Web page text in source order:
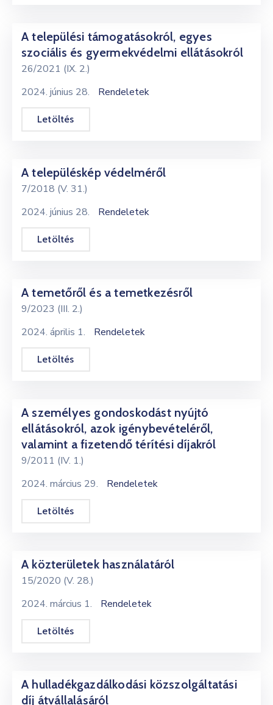
A települési támogatásokról, egyes
szociális és gyermekvédelmi ellátásokról
26/2021 (IX. 2.)
2024. június 28.
Rendeletek
Letöltés
A településkép védelméről
7/2018 (V. 31.)
2024. június 28.
Rendeletek
Letöltés
A temetőről és a temetkezésről
9/2023 (III. 2.)
2024. április 1.
Rendeletek
Letöltés
A személyes gondoskodást nyújtó
ellátásokról, azok igénybevételéről,
valamint a fizetendő térítési díjakról
9/2011 (IV. 1.)
2024. március 29.
Rendeletek
Letöltés
A közterületek használatáról
15/2020 (V. 28.)
2024. március 1.
Rendeletek
Letöltés
A hulladékgazdálkodási közszolgáltatási
díj átvállalásáról